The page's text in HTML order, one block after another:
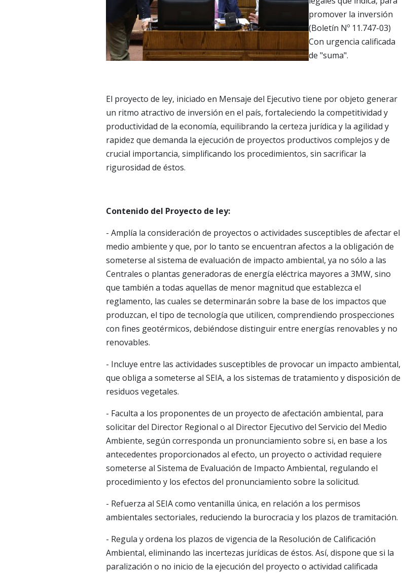
promover la inversión
(Boletín Nº 11.747-03)
Con urgencia calificada
de "suma".
El proyecto de ley, iniciado en Mensaje del Ejecutivo tiene por objeto generar
un ritmo atractivo de inversión en el país, fortaleciendo la competitividad y
productividad de la economía, equilibrando la certeza jurídica y la agilidad y
rapidez que demanda la ejecución de proyectos productivos complejos y de
crucial importancia, simplificando los procedimientos, sin sacrificar la
rigurosidad de éstos.
Contenido del Proyecto de ley:
- Amplía la consideración de proyectos o actividades susceptibles de afectar el
medio ambiente y que, por lo tanto se encuentran afectos a la obligación de
someterse al sistema de evaluación de impacto ambiental, ya no sólo a las
Centrales o plantas generadoras de energía eléctrica mayores a 3MW, sino
que también a todas aquellas de menor magnitud que establezca el
reglamento, las cuales se determinarán sobre la base de los impactos que
produzcan, el tipo de tecnología que utilicen, comprendiendo prospecciones
con fines geotérmicos, debiéndose distinguir entre energías renovables y no
renovables.
- Incluye entre las actividades susceptibles de provocar un impacto ambiental,
que obliga a someterse al SEIA, a los sistemas de tratamiento y disposición de
residuos vegetales.
- Faculta a los proponentes de un proyecto de afectación ambiental, para
solicitar del Director Regional o al Director Ejecutivo del Servicio del Medio
Ambiente, según corresponda un pronunciamiento sobre si, en base a los
antecedentes proporcionados al efecto, un proyecto o actividad requiere
someterse al Sistema de Evaluación de Impacto Ambiental, regulando el
procedimiento y los efectos del pronunciamiento sobre la solicitud.
- Refuerza al SEIA como ventanilla única, en relación a los permisos
ambientales sectoriales, reduciendo la burocracia y los plazos de tramitación.
- Regula y ordena los plazos de vigencia de la Resolución de Calificación
Ambiental, eliminando las incertezas jurídicas de éstos. Así, dispone que si la
paralización o no inicio de la ejecución del proyecto o actividad calificada